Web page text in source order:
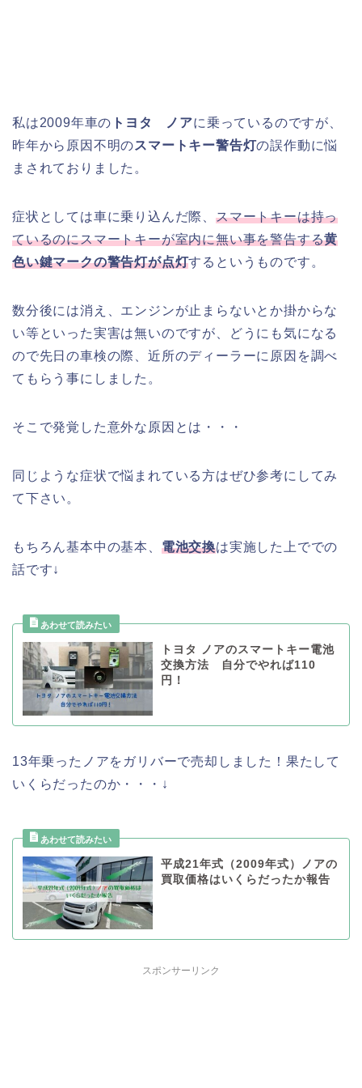
私は2009年車の トヨタ ノアに乗っているのですが、
昨年から原因不明のスマートキー警告灯の誤作動に悩
まされておりました。
症状としては車に乗り込んだ際、 スマートキーは持っ
ているのにスマートキーが室内に無い事を警告する黄
色い鍵マークの警告灯が点灯するというものです。
数分後には消え、エンジンが止まらないとか掛からな
い等といった実害は無いのですが、どうにも気になる
ので先日の車検の際、近所のディーラーに原因を調べ
てもらう事にしました。
そこで発覚した意外な原因とは・・・
同じような症状で悩まれている方はぜひ参考にしてみ
て下さい。
もちろん基本中の基本、 電池交換は実施した上ででの
話です↓
トヨタ ノアのスマートキー電池
交換方法 自分でやれば110
円！
13年乗ったノアをガリバーで売却しました！果たして
いくらだったのか・・・↓
平成21年式（2009年式）ノアの
買取価格はいくらだったか報告
スポンサーリンク